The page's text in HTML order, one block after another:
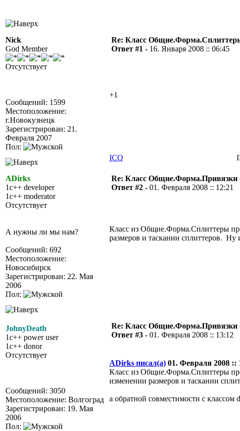
Nick
God Member
Отсутствует
Сообщений: 1599
Местоположение:
г.Новокузнецк
Зарегистрирован: 21.
Февраля 2007
Пол:
Re: Класс
Ответ #1 - 16. Января 2008 :: 06:45
+1
ICQ
ADirks
1c++ developer
1c++ moderator
Отсутствует
А нужны ли мы нам?
Сообщений: 692
Местоположение:
Новосибирск
Зарегистрирован: 22. Мая
2006
Пол:
Re: Класс Общие.Форма.Привязки
Ответ #2 - 01. Февраля 2008 :: 12:21
Класс из Общие.Форма.Сплиттеры
размеров и таскании сплиттеров. Ну
JohnyDeath
1c++ power user
1c++ donor
Отсутствует
Сообщений: 3050
Местоположение: Волгоград
Зарегистрирован: 19. Мая
2006
Пол:
Re: Класс Общие.Форма.Привязки
Ответ #3 - 01. Февраля 2008 :: 13:12
ADirks писал(а) 01. Февраля 2008 ::
Класс из Общие.Форма.Сплиттеры
изменении размеров и таскании
а обратной совместимости с классом